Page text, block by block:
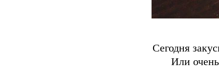
Сегодня
Или